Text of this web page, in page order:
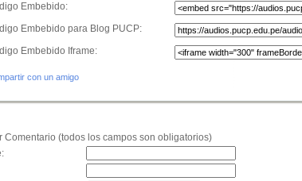
Embebido:
Embebido para Blog PUCP:
Embebido Iframe:
con un amigo
Comentario (todos los campos son obligatorios)